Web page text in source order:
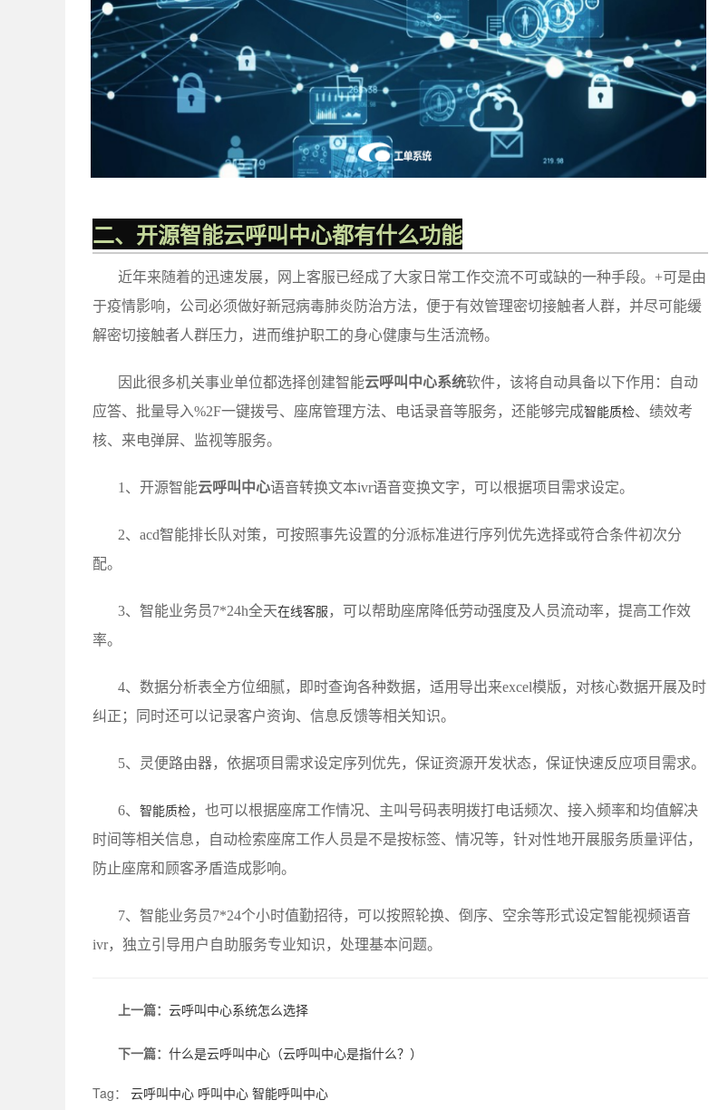
二、开源智能云呼叫中心都有什么功能
近年来随着的迅速发展，网上客服已经成了大家日常工作交流不可或缺的一种手段。+可是由
于疫情影响，公司必须做好新冠病毒肺炎防治方法，便于有效管理密切接触者人群，并尽可能缓
解密切接触者人群压力，进而维护职工的身心健康与生活流畅。
因此很多机关事业单位都选择创建智能云呼叫中心系统软件，该将自动具备以下作用：自动
应答、批量导入%2F一键拨号、座席管理方法、电话录音等服务，还能够完成智能质检、绩效考
核、来电弹屏、监视等服务。
1、开源智能云呼叫中心语音转换文本ivr语音变换文字，可以根据项目需求设定。
2、acd智能排长队对策，可按照事先设置的分派标准进行序列优先选择或符合条件初次分
配。
3、智能业务员7*24h全天在线客服 ，可以帮助座席降低劳动强度及人员流动率，提高工作效
率。
4、数据分析表全方位细腻，即时查询各种数据，适用导出来excel模版，对核心数据开展及时
纠正；同时还可以记录客户资询、信息反馈等相关知识。
5、灵便路由器，依据项目需求设定序列优先，保证资源开发状态，保证快速反应项目需求。
6、 智能质检 ，也可以根据座席工作情况、主叫号码表明拨打电话频次、接入频率和均值解决
时间等相关信息，自动检索座席工作人员是不是按标签、情况等，针对性地开展服务质量评估，
防止座席和顾客矛盾造成影响。
7、智能业务员7*24个小时值勤招待，可以按照轮换、倒序、空余等形式设定智能视频语音
ivr，独立引导用户自助服务专业知识，处理基本问题。
上一篇： 云呼叫中心系统怎么选择
下一篇： 什么是云呼叫中心（云呼叫中心是指什么？）
Tag： 云呼叫中心 呼叫中心 智能呼叫中心